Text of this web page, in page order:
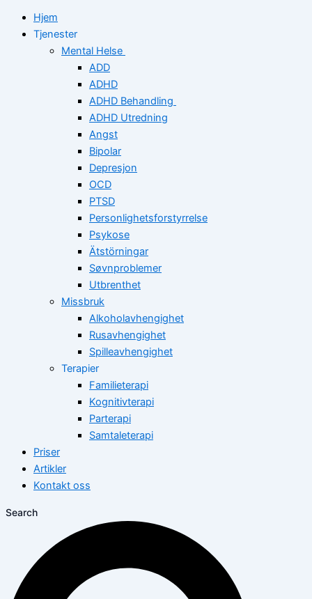
Hjem
Tjenester
Mental Helse
ADD
ADHD
ADHD Behandling
ADHD Utredning
Angst
Bipolar
Depresjon
OCD
PTSD
Personlighetsforstyrrelse
Psykose
Ätstörningar
Søvnproblemer
Utbrenthet
Missbruk
Alkoholavhengighet
Rusavhengighet
Spilleavhengighet
Terapier
Familieterapi
Kognitivterapi
Parterapi
Samtaleterapi
Priser
Artikler
Kontakt oss
Search